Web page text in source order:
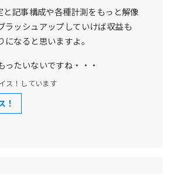
と記事構成や各種計測をもっと解像
ラッシュアップしていけば収益も
になると思いますよ。
ったいないですね・・・
ス！しています
！